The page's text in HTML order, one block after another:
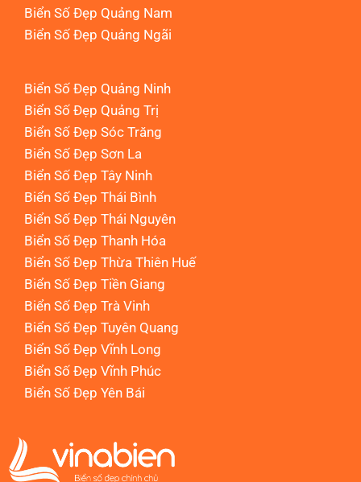
Biển Số Đẹp Quảng Nam
Biển Số Đẹp Quảng Ngãi
Biển Số Đẹp Quảng Ninh
Biển Số Đẹp Quảng Trị
Biển Số Đẹp Sóc Trăng
Biển Số Đẹp Sơn La
Biển Số Đẹp Tây Ninh
Biển Số Đẹp Thái Bình
Biển Số Đẹp Thái Nguyên
Biển Số Đẹp Thanh Hóa
Biển Số Đẹp Thừa Thiên Huế
Biển Số Đẹp Tiền Giang
Biển Số Đẹp Trà Vinh
Biển Số Đẹp Tuyên Quang
Biển Số Đẹp Vĩnh Long
Biển Số Đẹp Vĩnh Phúc
Biển Số Đẹp Yên Bái